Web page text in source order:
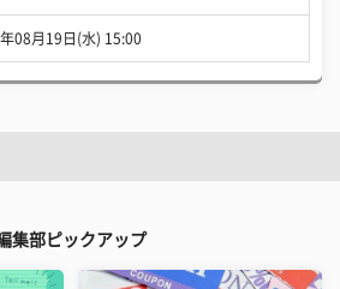
08月19日(水) 15:00
集部ピックアップ